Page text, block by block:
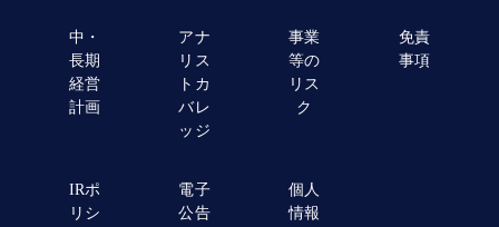
中・
長期
経営
計画
アナ
リス
トカ
バレ
ッジ
事業
等の
リス
ク
免責
事項
IRポ
リシ
電子
公告
個人
情報